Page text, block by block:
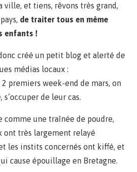
ville, et tiens, rêvons très grand,
de traiter tous en même
enfants !
créé un petit blog et alerté de
médias locaux :
2 premiers week-end de mars, on
de leur cas.
comme une traînée de poudre,
ont très largement relayé
les instits concernés ont kiffé, et
cause épouillage en Bretagne.